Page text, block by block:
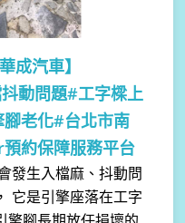
成汽車】
動問題#工字樑上
老化#台北市南
約保障服務平台
發生入檔麻、抖動問
它是引擎座落在工字